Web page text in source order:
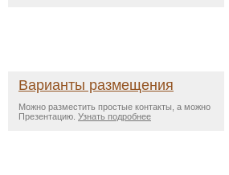
Варианты размещения
Можно разместить простые контакты, а можно
Презентацию. Узнать подробнее